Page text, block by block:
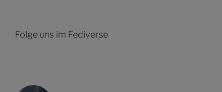
Folge uns im Fediverse